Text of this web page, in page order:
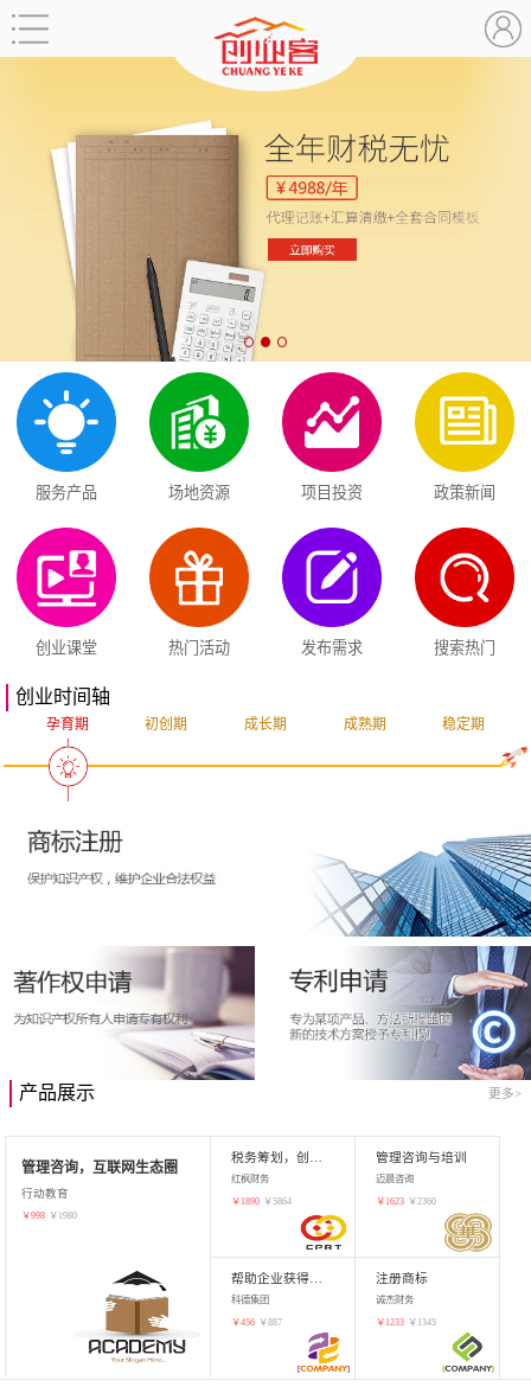
服务产品 场地资源 项目投资 政策新闻
创业课堂 热门活动 发布需求 搜索热门
创业时间轴
孕育期 初创期 成长期 成熟期 稳定期
产品展示 更多>
管理咨询，互联网生态圈
行动教育
￥998 ￥ 1980
红枫财务
￥ 1890 ￥5864
管理咨询与培训
迈晨咨询
￥ 1623 ￥2360
科德集团
￥456 ￥887
注册商标
诚杰财务
￥ 1233 ￥ 1345